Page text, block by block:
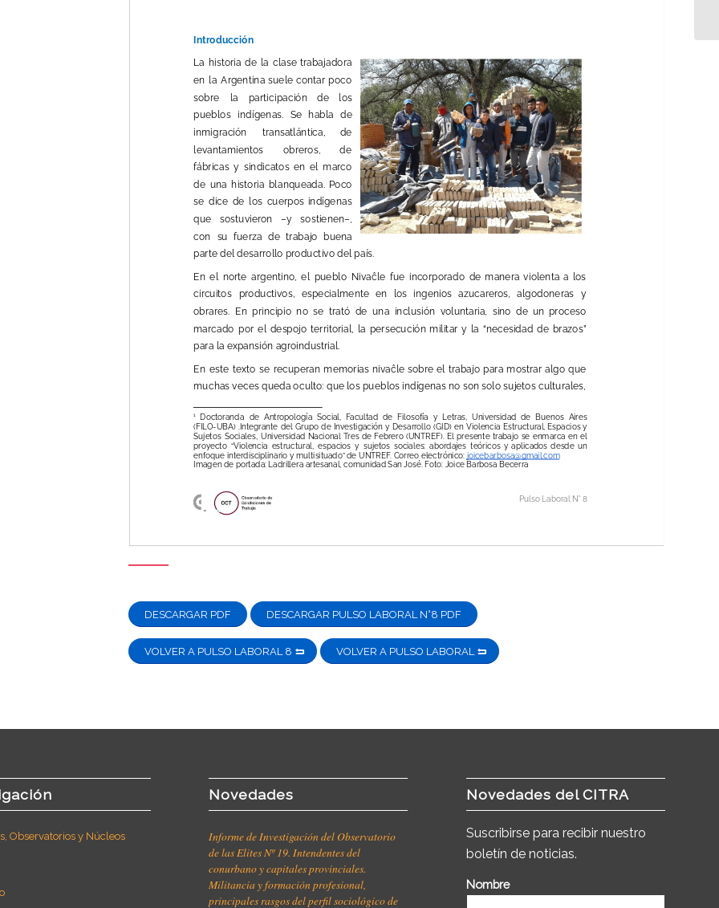
DESCARGAR PDF DESCARGAR PULSO LABORAL N°8 PDF
VOLVER A PULSO LABORAL 8 VOLVER A PULSO LABORAL
Observatorios y Núcleos
Novedades
Informe de Investigación del Observatorio
de las Elites Nº 19. Intendentes del
conurbano y capitales provinciales.
Militancia y formación profesional,
principales rasgos del perfil sociológico de
Novedades del CITRA
Suscribirse para recibir nuestro
boletín de noticias.
Nombre